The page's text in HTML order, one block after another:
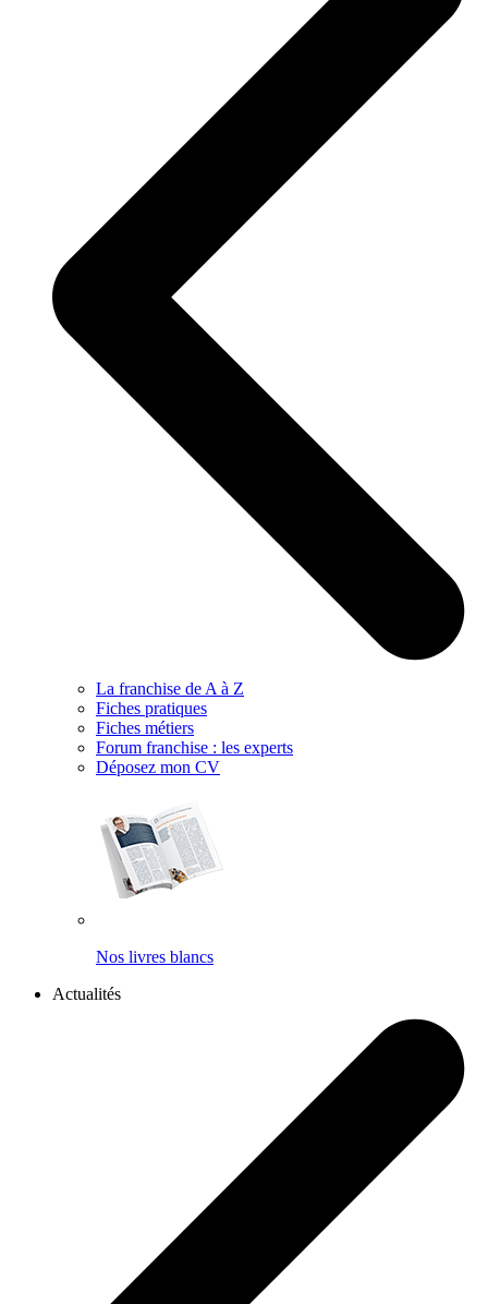
La franchise de A à Z
Fiches pratiques
Fiches métiers
Forum franchise : les experts
Déposez mon CV
Nos livres blancs
Actualités